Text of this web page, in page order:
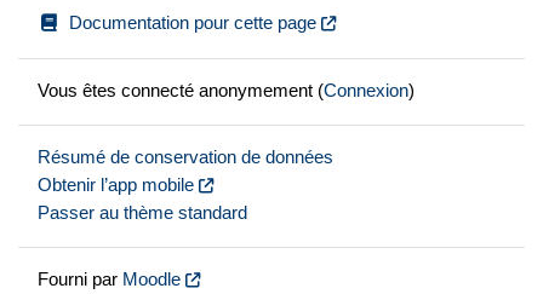
Documentation pour cette page
Vous êtes connecté anonymement (Connexion)
Résumé de conservation de données
Obtenir l’app mobile
Passer au thème standard
Fourni par Moodle